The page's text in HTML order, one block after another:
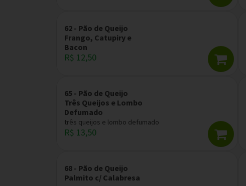
62 - Pão de Queijo
Frango, Catupiry e
Bacon
R$ 12,50
65 - Pão de Queijo
Três Queijos e Lombo
Defumado
três queijos e lombo defumado
R$ 13,50
68 - Pão de Queijo
Palmito c/ Calabresa